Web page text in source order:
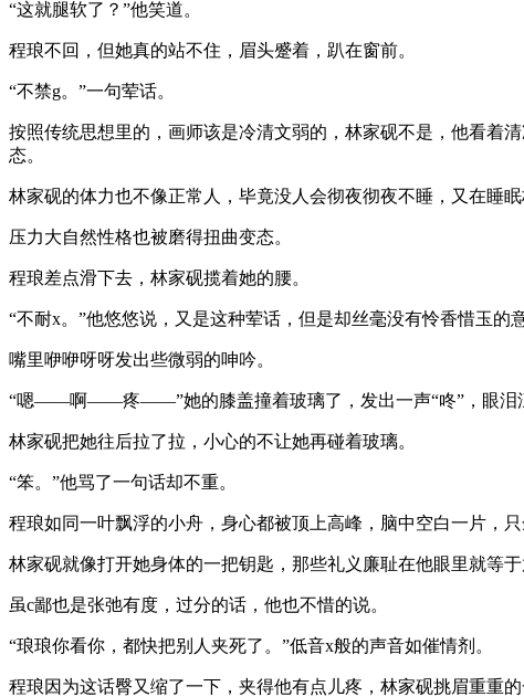
“这就腿软了？”他笑道。
程琅不回，但她真的站不住，眉头蹙着，趴在窗前。
“不禁g。”一句荤话。
按照传统思想里的，画师该是冷清文弱的，林家砚不是，他看着
态。
林家砚的体力也不像正常人，毕竟没人会彻夜彻夜不睡，又在睡
压力大自然性格也被磨得扭曲变态。
程琅差点滑下去，林家砚揽着她的腰。
“不耐x。”他悠悠说，又是这种荤话，但是却丝毫没有怜香惜玉的
嘴里咿咿呀呀发出些微弱的呻吟。
“嗯——啊——疼——”她的膝盖撞着玻璃了，发出一声“咚”，眼泪
林家砚把她往后拉了拉，小心的不让她再碰着玻璃。
“笨。”他骂了一句话却不重。
程琅如同一叶飘浮的小舟，身心都被顶上高峰，脑中空白一片，
林家砚就像打开她身体的一把钥匙，那些礼义廉耻在他眼里就等
虽c鄙也是张弛有度，过分的话，他也不惜的说。
“琅琅你看你，都快把别人夹死了。”低音x般的声音如催情剂。
程琅因为这话臀又缩了一下，夹得他有点儿疼，林家砚挑眉重重